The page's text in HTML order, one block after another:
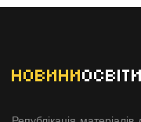
НОВИНИОСВІТИ